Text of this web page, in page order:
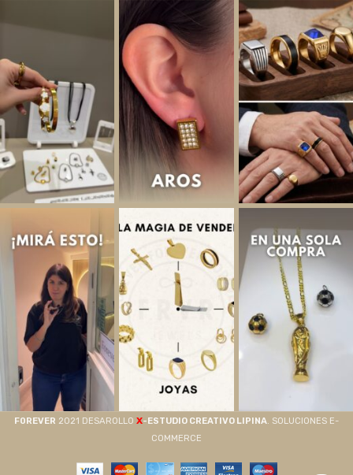
F0REVER 2021 DESAROLLO X-ESTUDIO CREATIVO LIPINA. SOLUCIONES E-
COMMERCE